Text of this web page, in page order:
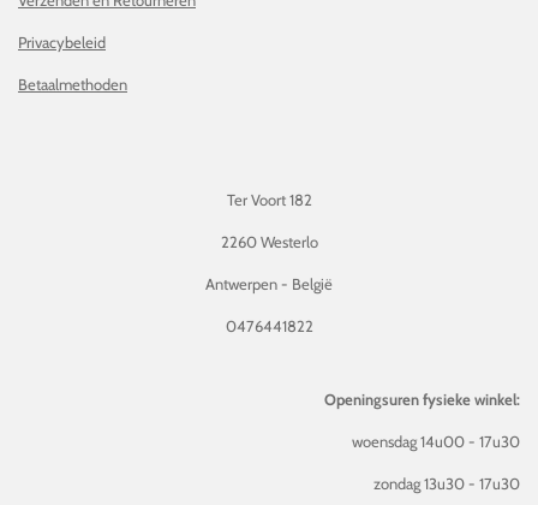
Privacybeleid
Betaalmethoden
Ter Voort 182
2260 Westerlo
Antwerpen - België
0476441822
Openingsuren fysieke winkel:
woensdag 14u00 - 17u30
zondag 13u30 - 17u30